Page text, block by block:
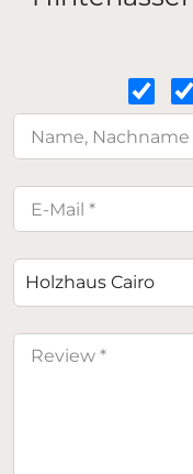
Holzhaus Cairo